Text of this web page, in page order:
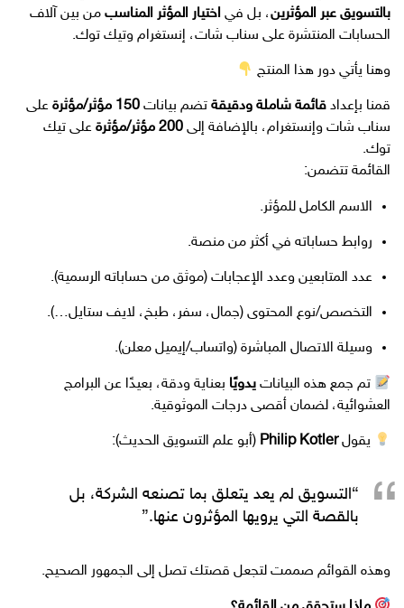
بالتسويق عبر المؤثرين، بل في اختيار المؤثر المناسب من بين آلاف
الحسابات المنتشرة على سناب شات، إنستغرام وتيك توك.
وهنا يأتي دور هذا المنتج
قمنا بإعداد قائمة شاملة ودقيقة تضم بيانات 150 مؤثر/مؤثرة
على
سناب شات وإنستغرام، بالإضافة إلى 200 مؤثر/مؤثرة
على تيك
توك.
القائمة تتضمن:
الاسم الكامل للمؤثر.
روابط حساباته في أكثر من منصة.
عدد المتابعين وعدد الإعجابات (موثق من حساباته الرسمية).
التخصص/نوع المحتوى (جمال، سفر، طبخ، لايف ستايل…).
وسيلة الاتصال المباشرة (واتساب/إيميل معلن).
تم جمع هذه البياناتيدويًا بعناية ودقة، بعيدًا عن البرامج
العشوائية، لضمان أقصى درجات الموثوقية.
يقولPhilip Kotler (أبو علم التسويق الحديث):
“التسويق لم يعد يتعلق بما تصنعه الشركة، بل
بالقصة التي يرويها المؤثرون عنها.”
وهذه القوائم صممت لتجعل قصتك تصل إلى الجمهور الصحيح.